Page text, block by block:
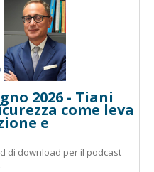
2026 - Tiani
come leva
e
di download per il podcast